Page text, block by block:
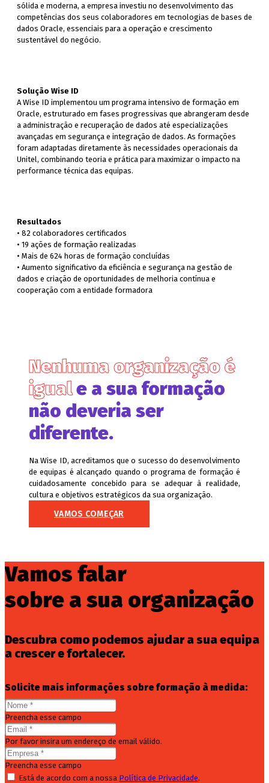
sólida e moderna, a empresa investiu no desenvolvimento das
competências dos seus colaboradores em tecnologias de bases de
dados Oracle, essenciais para a operação e crescimento
sustentável do negócio.
Solução Wise ID
A Wise ID implementou um programa intensivo de formação em
Oracle, estruturado em fases progressivas que abrangeram desde
a administração e recuperação de dados até especializações
avançadas em segurança e integração de dados. As formações
foram adaptadas diretamente às necessidades operacionais da
Unitel, combinando teoria e prática para maximizar o impacto na
performance técnica das equipas.
Resultados
• 82 colaboradores certificados
• 19 ações de formação realizadas
• Mais de 624 horas de formação concluídas
• Aumento significativo da eficiência e segurança na gestão de
dados e criação de oportunidades de melhoria contínua e
cooperação com a entidade formadora
Nenhuma organização é
iguale a sua formação
não deveria ser
diferente.
Na Wise ID, acreditamos que o sucesso do desenvolvimento
de equipas é alcançado quando o programa de formação é
cuidadosamente concebido para se adequar à realidade,
cultura e objetivos estratégicos da sua organização.
VAMOS COMEÇAR
Vamos falar
sobre a sua organização
Descubra como podemos ajudar a sua equipa
a crescer e fortalecer.
Solicite mais informações sobre formação à medida:
Preencha esse campo
Por favor insira um endereço de email válido.
Preencha esse campo
Está de acordo com a nossa Política de Privacidade.